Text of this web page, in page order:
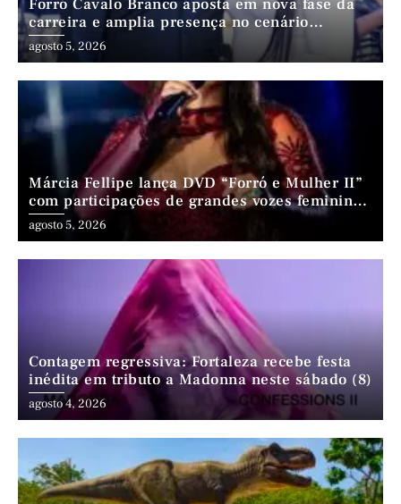
Forró Cavalo Branco aposta em nova fase da
carreira e amplia presença no cenário
nordestino
agosto 5, 2026
Márcia Fellipe lança DVD “Forró e Mulher II”
com participações de grandes vozes femininas
do forró
agosto 5, 2026
Contagem regressiva: Fortaleza recebe festa
inédita em tributo a Madonna neste sábado (8)
agosto 4, 2026